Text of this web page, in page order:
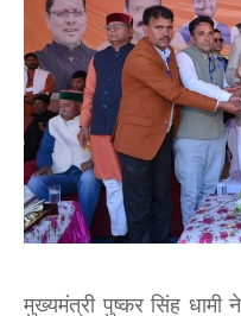
मुख्यमंत्री पुष्कर सिंह